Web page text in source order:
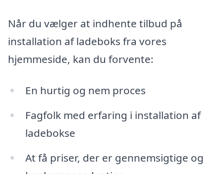
Når du vælger at indhente tilbud på
installation af ladeboks fra vores
hjemmeside, kan du forvente:
En hurtig og nem proces
Fagfolk med erfaring i installation af
ladebokse
At få priser, der er gennemsigtige og